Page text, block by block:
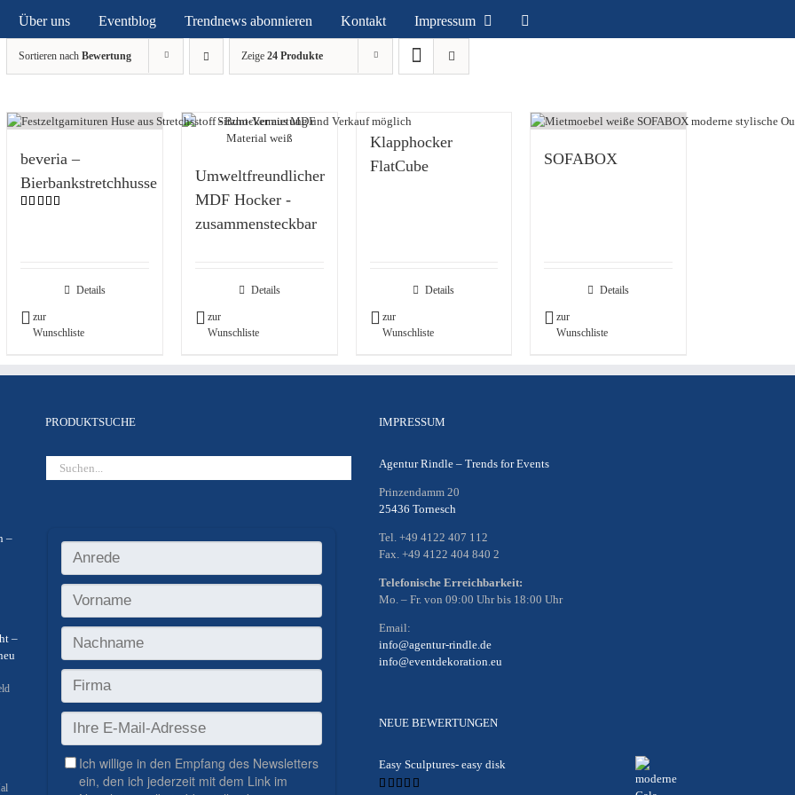
Über uns Eventblog Trendnews abonnieren Kontakt Impressum
Sortieren nach Bewertung Zeige 24 Produkte
beveria –
Bierbankstretchhusse
Details
zur
Wunschliste
Umweltfreundlicher
MDF Hocker -
zusammensteckbar
Details
zur
Wunschliste
Klapphocker
FlatCube
Details
zur
Wunschliste
SOFABOX
Details
zur
Wunschliste
–
–
PRODUKTSUCHE IMPRESSUM
Agentur Rindle – Trends for Events
Prinzendamm 20
25436 Tornesch
Tel. +49 4122 407 112
Fax. +49 4122 404 840 2
Telefonische Erreichbarkeit:
Mo. – Fr. von 09:00 Uhr bis 18:00 Uhr
Email:
info@agentur-rindle.de
info@eventdekoration.eu
NEUE BEWERTUNGEN
Easy Sculptures- easy disk